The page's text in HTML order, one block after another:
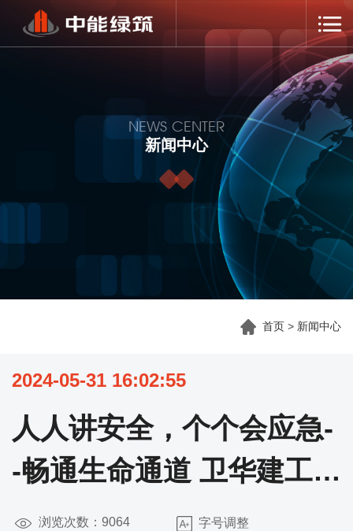
NEWS CENTER
新闻中心
首页 > 新闻中心
2024-05-31 16:02:55
人人讲安全，个个会应急-
-畅通生命通道 卫华建工举
行安全月动员大会
浏览次数：9064 字号调整